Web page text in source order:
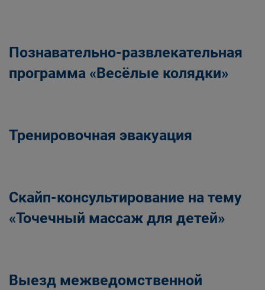
Познавательно-развлекательная
программа «Весёлые колядки»
Тренировочная эвакуация
Скайп-консультирование на тему
«Точечный массаж для детей»
Выезд межведомственной